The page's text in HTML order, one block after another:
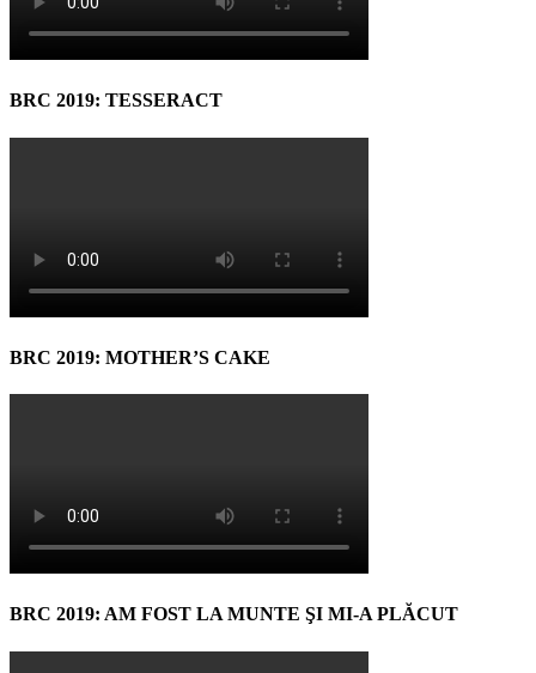
BRC 2019: TESSERACT
BRC 2019: MOTHER’S CAKE
BRC 2019: AM FOST LA MUNTE ŞI MI-A PLĂCUT